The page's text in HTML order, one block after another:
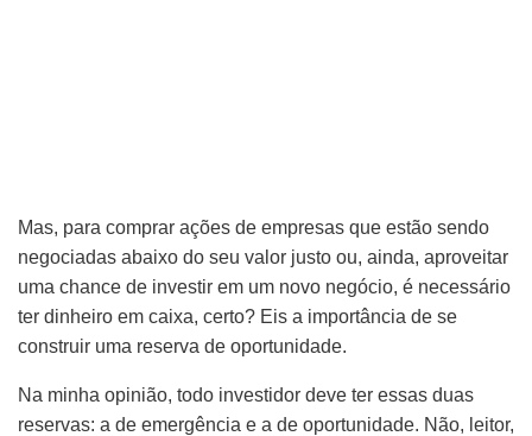
Mas, para comprar ações de empresas que estão sendo
negociadas abaixo do seu valor justo ou, ainda, aproveitar
uma chance de investir em um novo negócio, é necessário
ter dinheiro em caixa, certo? Eis a importância de se
construir uma reserva de oportunidade.
Na minha opinião, todo investidor deve ter essas duas
reservas: a de emergência e a de oportunidade. Não, leitor,